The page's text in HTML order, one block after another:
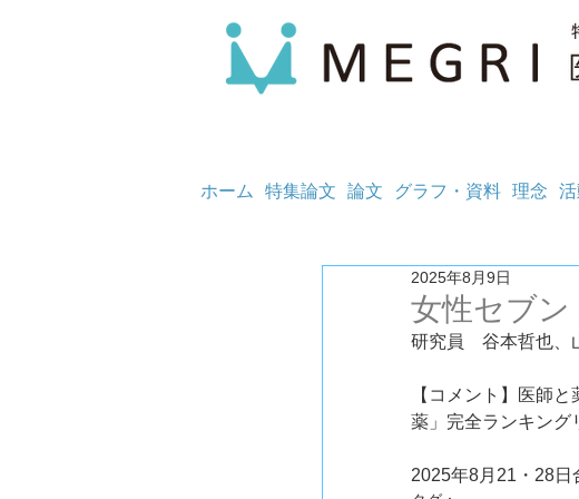
ホーム 特集論文 論文 グラフ・資料 理念
女性セブン
2025年8月9日
研究員　谷本哲也、
【コメント】医師
薬」完全ランキング
2025年8月21・28日